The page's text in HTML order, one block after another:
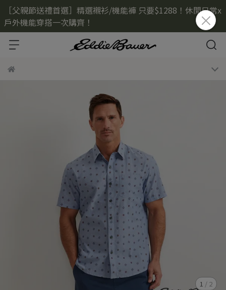
［父親節送禮首選］精選襯衫/機能褲 只要$1288！休閒日常x
戶外機能穿搭一次購齊！
1 / 2